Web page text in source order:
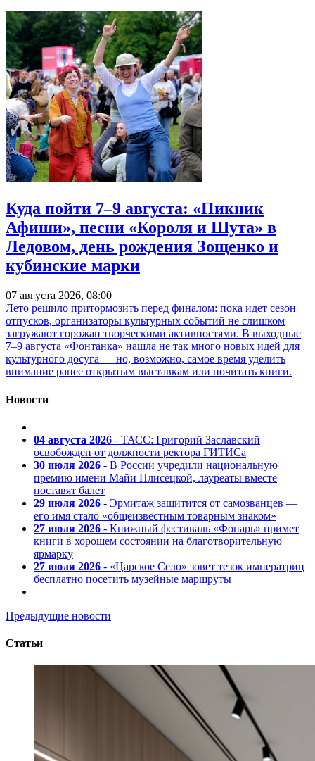
Куда пойти 7–9 августа: «Пикник
Афиши», песни «Короля и Шута» в
Ледовом, день рождения Зощенко и
кубинские марки
07 августа 2026, 08:00
Лето решило притормозить перед финалом: пока идет сезон
отпусков, организаторы культурных событий не слишком
загружают горожан творческими активностями. В выходные
7–9 августа «Фонтанка» нашла не так много новых идей для
культурного досуга — но, возможно, самое время уделить
внимание ранее открытым выставкам или почитать книги.
Новости
04 августа 2026 - ТАСС: Григорий Заславский
освобожден от должности ректора ГИТИСа
30 июля 2026 - В России учредили национальную
премию имени Майи Плисецкой, лауреаты вместе
поставят балет
29 июля 2026 - Эрмитаж защитится от самозванцев —
его имя стало «общеизвестным товарным знаком»
27 июля 2026 - Книжный фестиваль «Фонарь» примет
книги в хорошем состоянии на благотворительную
ярмарку
27 июля 2026 - «Царское Село» зовет тезок императриц
бесплатно посетить музейные маршруты
Предыдущие новости
Статьи